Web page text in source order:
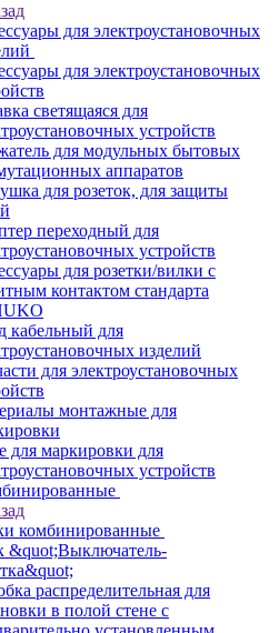
для электроустановочных
для электроустановочных
светящаяся для
устройств
для модульных бытовых
аппаратов
для розеток, для защиты
переходный для
устройств
для розетки/вилки с
контактом стандарта
кабельный для
изделий
для электроустановочных
монтажные для
для маркировки для
устройств
комбинированные
&quot;Выключатель-
распределительная для
в полой стене с